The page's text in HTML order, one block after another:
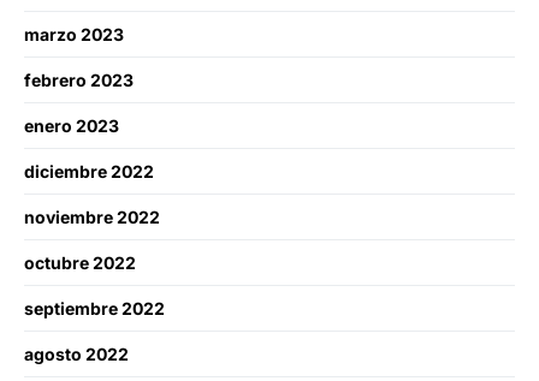
marzo 2023
febrero 2023
enero 2023
diciembre 2022
noviembre 2022
octubre 2022
septiembre 2022
agosto 2022